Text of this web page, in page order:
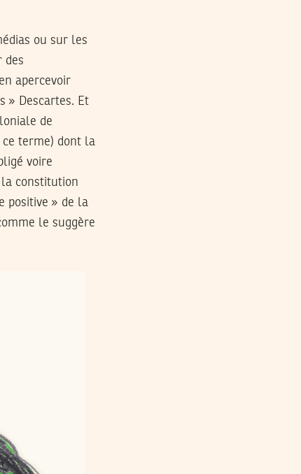
ou sur les
des
apercevoir
» Descartes. Et
de
ce terme) dont la
voire
constitution
positive » de la
le suggère